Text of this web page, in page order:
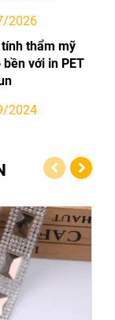
2026
thẩm mỹ
bền với in PET
2024